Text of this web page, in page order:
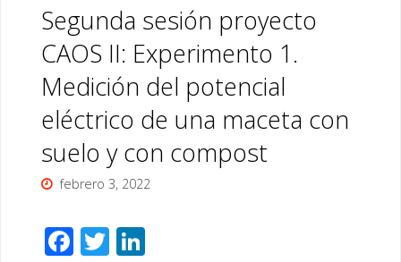
suelo
trasplantamos
cebollas"
Segunda sesión proyecto
CAOS II: Experimento 1.
Medición del potencial
eléctrico de una maceta con
suelo y con compost
febrero 3, 2022
F T Li